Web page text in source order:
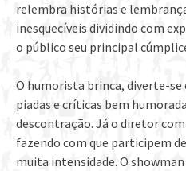
relembra histórias e
inesquecíveis dividindo com
o público seu principal
O humorista brinca, diverte-se
piadas e críticas bem
descontração. Já o diretor
fazendo com que participem
muita intensidade. O